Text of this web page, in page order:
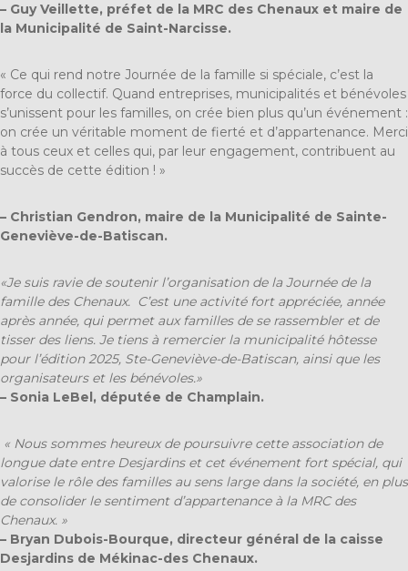
– Guy Veillette, préfet de la MRC des Chenaux et maire de
la Municipalité de Saint-Narcisse.
« Ce qui rend notre Journée de la famille si spéciale, c’est la
force du collectif. Quand entreprises, municipalités et bénévoles
s’unissent pour les familles, on crée bien plus qu’un événement :
on crée un véritable moment de fierté et d’appartenance. Merci
à tous ceux et celles qui, par leur engagement, contribuent au
succès de cette édition ! »
– Christian Gendron, maire de la Municipalité de Sainte-
Geneviève-de-Batiscan.
«Je suis ravie de soutenir l’organisation de la Journée de la
famille des Chenaux. C’est une activité fort appréciée, année
après année, qui permet aux familles de se rassembler et de
tisser des liens. Je tiens à remercier la municipalité hôtesse
pour l’édition 2025, Ste-Geneviève-de-Batiscan, ainsi que les
organisateurs et les bénévoles.»
– Sonia LeBel, députée de Champlain.
« Nous sommes heureux de poursuivre cette association de
longue date entre Desjardins et cet événement fort spécial, qui
valorise le rôle des familles au sens large dans la société, en plus
de consolider le sentiment d’appartenance à la MRC des
Chenaux. »
– Bryan Dubois-Bourque, directeur général de la caisse
Desjardins de Mékinac-des Chenaux.